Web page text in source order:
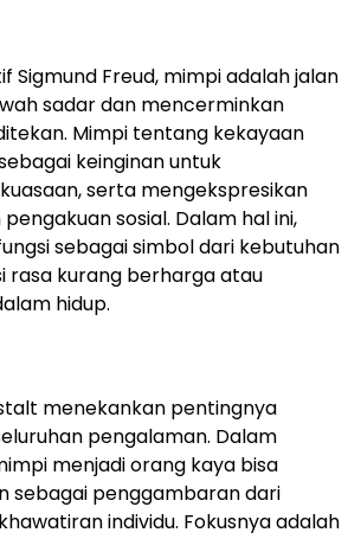
Sigmund Freud, mimpi adalah jalan
sadar dan mencerminkan
Mimpi tentang kekayaan
keinginan untuk
serta mengekspresikan
sosial. Dalam hal ini,
sebagai simbol dari kebutuhan
rasa kurang berharga atau
hidup.
menekankan pentingnya
pengalaman. Dalam
menjadi orang kaya bisa
sebagai penggambaran dari
individu. Fokusnya adalah